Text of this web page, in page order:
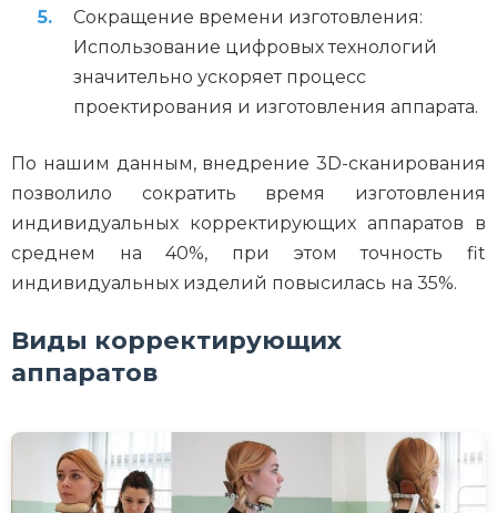
Сокращение времени изготовления:
Использование цифровых технологий
значительно ускоряет процесс
проектирования и изготовления аппарата.
По нашим данным, внедрение 3D-сканирования
позволило сократить время изготовления
индивидуальных корректирующих аппаратов в
среднем на 40%, при этом точность fit
индивидуальных изделий повысилась на 35%.
Виды корректирующих
аппаратов